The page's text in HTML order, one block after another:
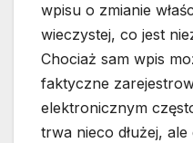
wpisu o zmianie
wieczystej, co jest
Chociaż sam wpis
faktyczne
elektronicznym
trwa nieco dłużej,